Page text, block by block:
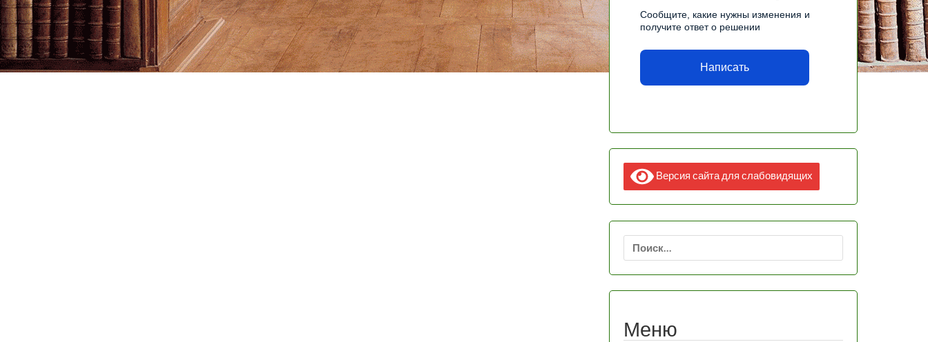
Сообщите, какие нужны изменения и
получите ответ о решении
Написать
Версия сайта для слабовидящих
Найти:
Меню